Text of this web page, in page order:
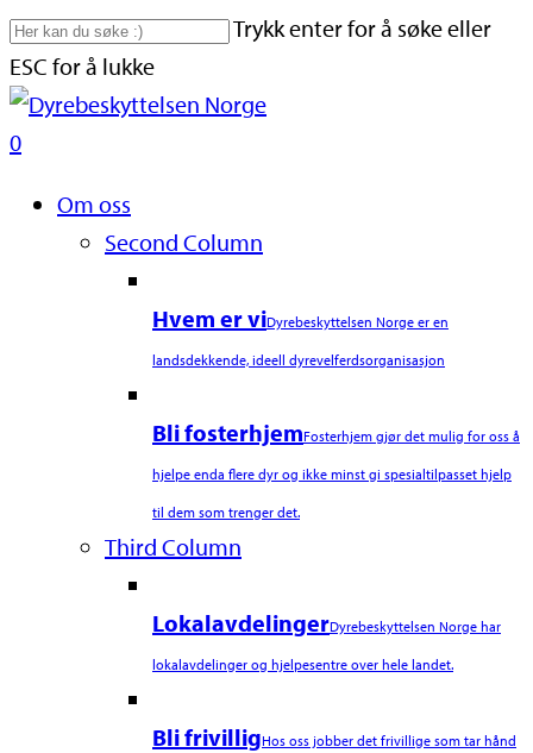
Skip
to
main
content
Trykk enter for å søke eller
ESC for å lukke
Close
Search
search
0
Om oss
Second Column
Hvem er viDyrebeskyttelsen Norge er en
landsdekkende, ideell dyrevelferdsorganisasjon
Bli fosterhjemFosterhjem gjør det mulig for oss å
hjelpe enda flere dyr og ikke minst gi spesialtilpasset hjelp
til dem som trenger det.
Third Column
LokalavdelingerDyrebeskyttelsen Norge har
lokalavdelinger og hjelpesentre over hele landet.
Bli frivilligHos oss jobber det frivillige som tar hånd